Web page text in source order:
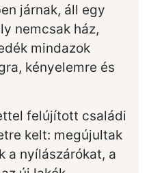
járnak, áll egy
nemcsak ház,
mindazok
kényelemre és
felújított családi
kelt: megújultak
a nyílászárókat, a